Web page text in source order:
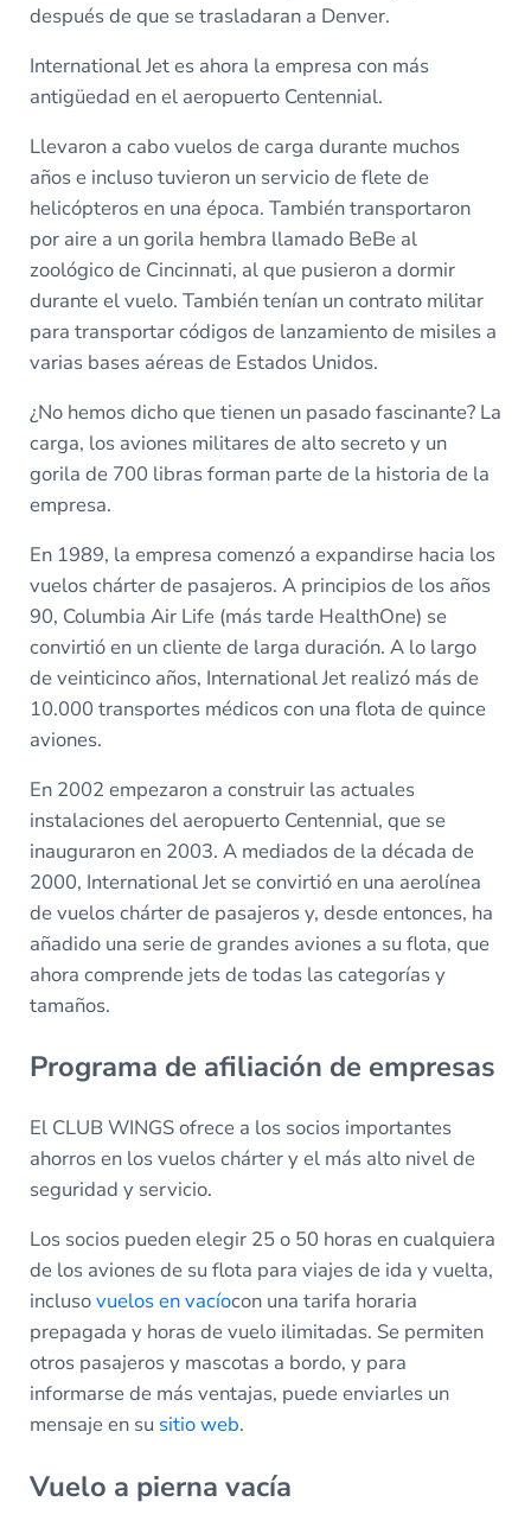
después de que se trasladaran a Denver.
International Jet es ahora la empresa con más
antigüedad en el aeropuerto Centennial.
Llevaron a cabo vuelos de carga durante muchos
años e incluso tuvieron un servicio de flete de
helicópteros en una época. También transportaron
por aire a un gorila hembra llamado BeBe al
zoológico de Cincinnati, al que pusieron a dormir
durante el vuelo. También tenían un contrato militar
para transportar códigos de lanzamiento de misiles a
varias bases aéreas de Estados Unidos.
¿No hemos dicho que tienen un pasado fascinante? La
carga, los aviones militares de alto secreto y un
gorila de 700 libras forman parte de la historia de la
empresa.
En 1989, la empresa comenzó a expandirse hacia los
vuelos chárter de pasajeros. A principios de los años
90, Columbia Air Life (más tarde HealthOne) se
convirtió en un cliente de larga duración. A lo largo
de veinticinco años, International Jet realizó más de
10.000 transportes médicos con una flota de quince
aviones.
En 2002 empezaron a construir las actuales
instalaciones del aeropuerto Centennial, que se
inauguraron en 2003. A mediados de la década de
2000, International Jet se convirtió en una aerolínea
de vuelos chárter de pasajeros y, desde entonces, ha
añadido una serie de grandes aviones a su flota, que
ahora comprende jets de todas las categorías y
tamaños.
Programa de afiliación de empresas
El CLUB WINGS ofrece a los socios importantes
ahorros en los vuelos chárter y el más alto nivel de
seguridad y servicio.
Los socios pueden elegir 25 o 50 horas en cualquiera
de los aviones de su flota para viajes de ida y vuelta,
inclusovuelos en vacíocon una tarifa horaria
prepagada y horas de vuelo ilimitadas. Se permiten
otros pasajeros y mascotas a bordo, y para
informarse de más ventajas, puede enviarles un
mensaje en su sitio web.
Vuelo a pierna vacía